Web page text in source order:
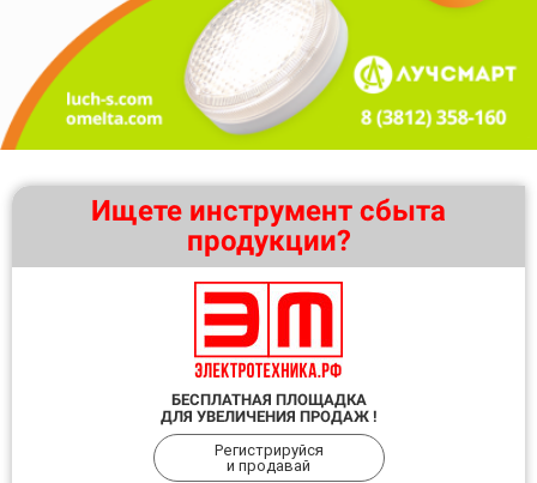
Ищете инструмент сбыта
продукции?
БЕСПЛАТНАЯ ПЛОЩАДКА
ДЛЯ УВЕЛИЧЕНИЯ ПРОДАЖ !
Регистрируйся
и продавай